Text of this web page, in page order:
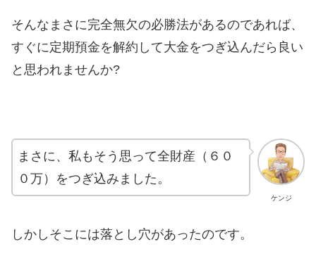
そんなまさに完全無欠の必勝法があるのであれば、
すぐに定期預金を解約して大金をつぎ込んだら良い
と思われませんか?
ケンジ
まさに、私もそう思って全財産（６０
０万）をつぎ込みました。
しかしそこには落とし穴があったのです。